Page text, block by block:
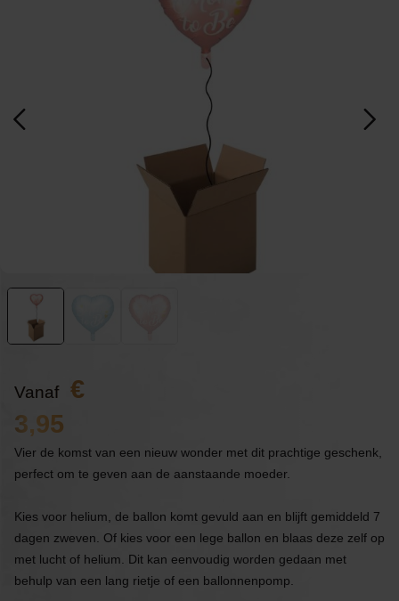
Vanaf
3,95
Vier de komst van een nieuw wonder met dit prachtige geschenk,
perfect om te geven aan de aanstaande moeder.
Kies voor helium, de ballon komt gevuld aan en blijft gemiddeld 7
dagen zweven. Of kies voor een lege ballon en blaas deze zelf op
met lucht of helium. Dit kan eenvoudig worden gedaan met
behulp van een lang rietje of een ballonnenpomp.